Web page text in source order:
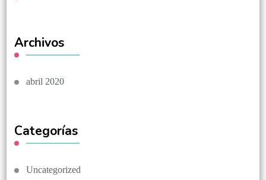
Archivos
abril 2020
Categorías
Uncategorized